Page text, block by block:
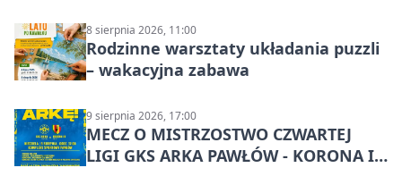
8 sierpnia 2026, 11:00
Rodzinne warsztaty układania puzzli
– wakacyjna zabawa
9 sierpnia 2026, 17:00
MECZ O MISTRZOSTWO CZWARTEJ
LIGI GKS ARKA PAWŁÓW - KORONA III